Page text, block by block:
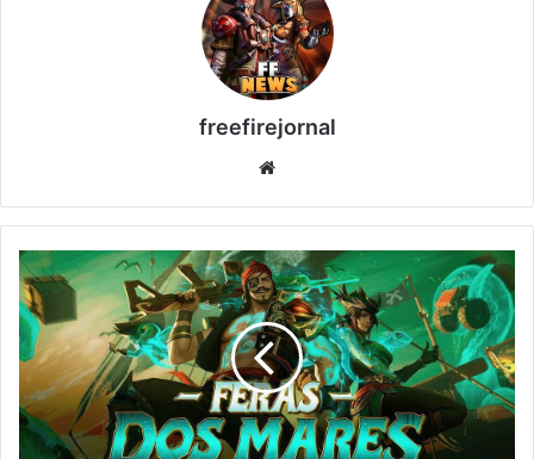
freefirejornal
NOVO
PASSE
BOOYAH
CHEGANDO
EM
SETEMBRO